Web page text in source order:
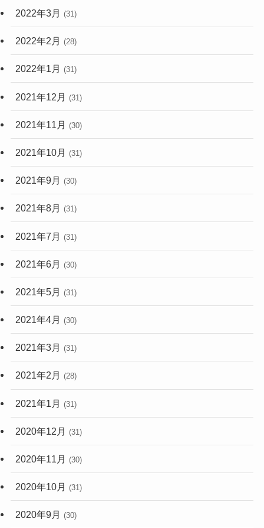
2022年3月 (31)
2022年2月 (28)
2022年1月 (31)
2021年12月 (31)
2021年11月 (30)
2021年10月 (31)
2021年9月 (30)
2021年8月 (31)
2021年7月 (31)
2021年6月 (30)
2021年5月 (31)
2021年4月 (30)
2021年3月 (31)
2021年2月 (28)
2021年1月 (31)
2020年12月 (31)
2020年11月 (30)
2020年10月 (31)
2020年9月 (30)